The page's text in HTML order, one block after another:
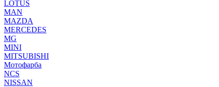
LOTUS
MAN
MAZDA
MERCEDES
MG
MINI
MITSUBISHI
Мотофарба
NCS
NISSAN